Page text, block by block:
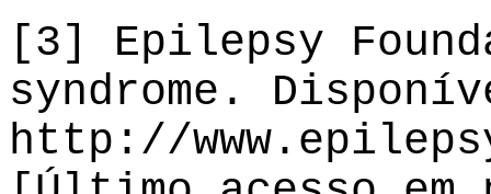
[3] Epilepsy
syndrome.
http://